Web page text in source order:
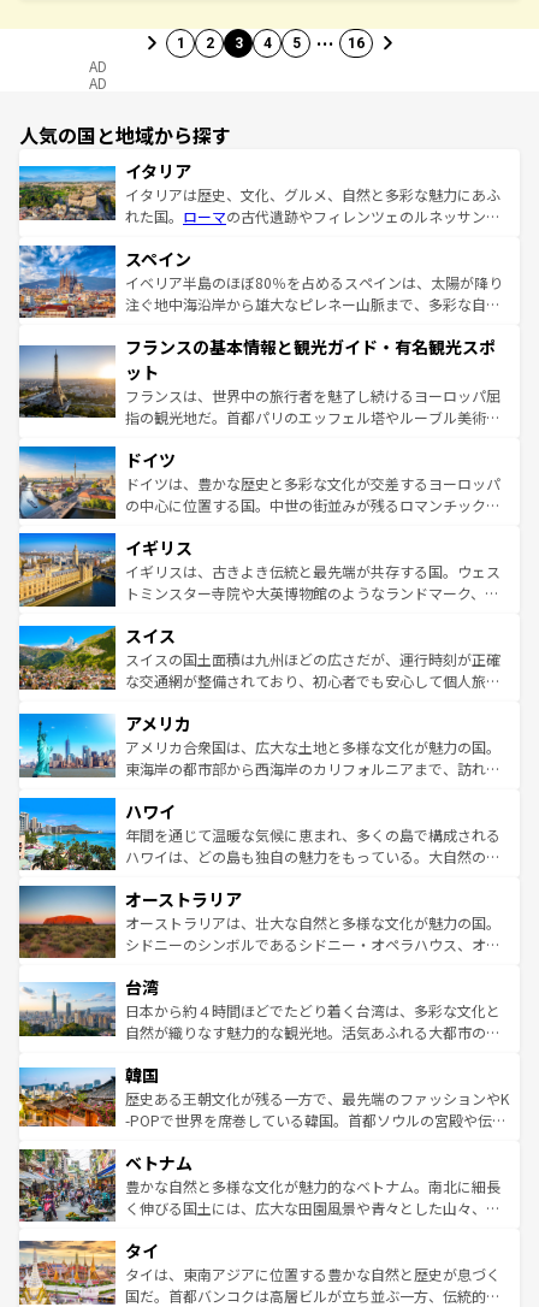
1 2 3 4 5 … 16
AD
AD
人気の国と地域から探す
イタリア
イタリアは歴史、文化、グルメ、自然と多彩な魅力にあふ
れた国。 ローマの古代遺跡やフィレンツェのルネッサンス
ろん、トスカーナの美しい田園風景やアマルフィ海岸の絶
景など、自然景観も見逃せない。観光の合間には、本場の
ピザやパスタなど、絶品のイタリア料理を堪能することも
ませてくれるイタリアで、忘れられない旅をしてみよう！
なお、新着のイタリア情報は
しい。
スペイン
イベリア半島のほぼ80％を占めるスペインは、太陽が降り
注ぐ地中海沿岸から雄大なピレネー山脈まで、多彩な自然
文化が根付くこの国では、情熱的なフラメンコ、熱気あふ
れる闘牛、そして美味しいタパスが生活の一部となってい
る。首都マドリードの洗練された雰囲気や、バルセロナの
アートに溢れた街角から、地方では古代ローマ遺跡や中世
せる。地方によって風土や気候が異なるスペインはその個
性で訪れる人を魅了する。 なお、新着のスペイン情報は コ
ンテンツ一覧を参照してほしい。
フランスの基本情報と観光ガイド・有名観光スポ
ット
フランスは、世界中の旅行者を魅了し続けるヨーロッパ屈
指の観光地だ。首都パリのエッフェル塔やルーブル美術館
で、幅広い魅力が詰まっている。華麗な宮殿、歴史的な大
聖堂、美しいビーチ、そして豊かな自然が、訪れる者を心
から魅了する。また、フランスは美食の国としても知ら
いる。シャンパンの発祥地であるランス、プロヴァンスの
香り高いラベンダー畑など、多彩な楽しみ方が可能だ。さ
らに、パリ以外の地域にも魅力が溢れており、どの街角に
れる地方に足を運ぶとそれぞれで全く異なる文化を体験で
きるだろう。 なお、新着のフランス情報はコンテンツ一覧
を参照してほしい。
ドイツ
ドイツは、豊かな歴史と多彩な文化が交差するヨーロッパ
の中心に位置する国。中世の街並みが残るロマンチック街
顔を持つこの国は、どこを歩いても飽きることがない。ベ
ルリンの文化的活気、バイエルン州のアルプスの絶景、そ
してライン川沿いのワイン畑といった風景は必見。ビール
は、お酒好きな人にはぜひ体験してほしい。 なお、新着の
ドイツ情報はコンテンツ一覧を参照してほしい。
イギリス
イギリスは、古きよき伝統と最先端が共存する国。ウェス
トミンスター寺院や大英博物館のようなランドマーク、歴
リアごとに異なる魅力がある。また、優雅なアフタヌーン
ティー、ビール好きにはたまらない英国パブ、サッカー観
戦など、本場だからこそできる体験も豊富。イギリスを旅
ンツ一覧を参照してほしい。
スイス
スイスの国土面積は九州ほどの広さだが、運行時刻が正確
な交通網が整備されており、初心者でも安心して個人旅行
の建物がそのまま残る町や、スイスならではのユニークな
博物館もあり、アルプス観光だけでなく町歩きも満喫する
ことができる。国民の所得が高いため物価も高いが、旅行
ば市内交通費無料で観光を楽しむこともできる。 なお、新
着のスイス情報はコンテンツ一覧 を参照してほしい。
アメリカ
アメリカ合衆国は、広大な土地と多様な文化が魅力の国。
東海岸の都市部から西海岸のカリフォルニアまで、訪れる
のような巨大都市は、観光、ショッピング、エンターテイ
ンメントが詰まった刺激的なスポットだ。一方、アメリカ
西部には大自然が広がり、グランドキャニオンやイエロー
部のニューオーリンズでは、音楽と美食が融合した独特の
文化が魅力。旅行者はアメリカの各地域で異なる魅力を楽
しみながら、その多様性と豊かな歴史を感じることができ
ならではの贅沢な旅のスタイルだ。 なお、新着のアメリカ
情報はコンテンツ一覧を参照してほしい。
ハワイ
年間を通じて温暖な気候に恵まれ、多くの島で構成される
ハワイは、どの島も独自の魅力をもっている。大自然の神
ワイ島は見逃せない。また、定番の観光地といえばオアフ
島だが、静かな自然を求めるならマウイ島やカウアイ島が
おすすめ。エメラルドグリーンに輝く海をはじめ、豊かな
れるおもてなしの心で訪れる人々を迎えてくれるハワイの
人々、おいしいローカルフードやハワイアンミュージッ
ク、伝統的なフラダンスなど、すべてがハワイの魅力を彩
ワイを、存分に味わってほしい。 なお、新着のハワイ情報
はコンテンツ一覧を参照してほしい。
オーストラリア
オーストラリアは、壮大な自然と多様な文化が魅力の国。
シドニーのシンボルであるシドニー・オペラハウス、オー
リアリーフや大陸中央部にそびえるウルル（エアーズロッ
ク）、タスマニアの美しい原生林やケアンズの熱帯雨林な
ど、見どころがたくさん。また、カフェやワイン、オージ
いる。アクティビティも充実しており、サーフィンやダイ
ビング、ハイキングなど、アウトドア好きにはたまらな
い。オーストラリアの多彩な魅力を存分に味わいつくそ
参照してほしい。
台湾
日本から約４時間ほどでたどり着く台湾は、多彩な文化と
自然が織りなす魅力的な観光地。活気あふれる大都市の台
ン）、静ひつな山岳地帯である台湾東部など、都市の喧騒
と山間の静けさが共存しており、訪れる人に新しい発見と
驚きをもたらしてくれる。また、奥深い台湾の食文化も魅
容にもいいと評判のスイーツなど、バラエティ豊かな料理
が味わえる。 なお、新着の台湾情報は コンテンツ一覧を参
照してほしい。
韓国
歴史ある王朝文化が残る一方で、最先端のファッションやK
-POPで世界を席巻している韓国。首都ソウルの宮殿や伝統
き、地方に足を延ばせば四季折々の自然美を楽しむことが
できる。そして、キムチや焼肉、絶品のストリートフード
まで、さまざまな韓国料理が待っている。夜には、韓国な
リティに包まれながら、韓国の多彩な魅力を心ゆくまで味
わってみてほしい。 なお、新着の韓国情報はコンテンツ一
覧を参照してほしい。
ベトナム
豊かな自然と多様な文化が魅力的なベトナム。南北に細長
く伸びる国土には、広大な田園風景や青々とした山々、世
急速な発展と共に伝統が息づく。ハノイの古い町並みやホ
ーチミン市のフランス統治時代の建物も、独特の雰囲気を
醸し出している。また、バラエティの豊かさとおいしさで
タイ
タイは、東南アジアに位置する豊かな自然と歴史が息づく
国だ。首都バンコクは高層ビルが立ち並ぶ一方、伝統的な